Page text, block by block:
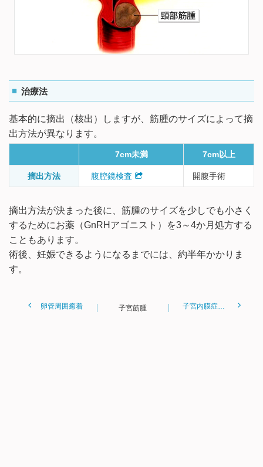
治療法
基本的に摘出（核出）しますが、筋腫のサイズによって摘
出方法が異なります。
7cm未満 7cm以上
摘出方法 腹腔鏡検査 開腹手術
摘出方法が決まった後に、筋腫のサイズを少しでも小さく
するためにお薬（GnRHアゴニスト）を3～4か月処方する
こともあります。
術後、妊娠できるようになるまでには、約半年かかりま
す。
卵管周囲癒着 子宮筋腫 子宮内膜症（卵巣嚢腫）